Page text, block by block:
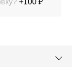
+100 ₽